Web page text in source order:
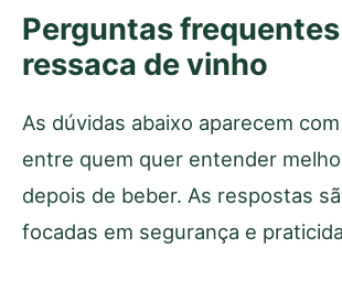
Perguntas
ressaca de vinho
As dúvidas abaixo aparecem
entre quem quer entender
depois de beber. As respostas
focadas em segurança e